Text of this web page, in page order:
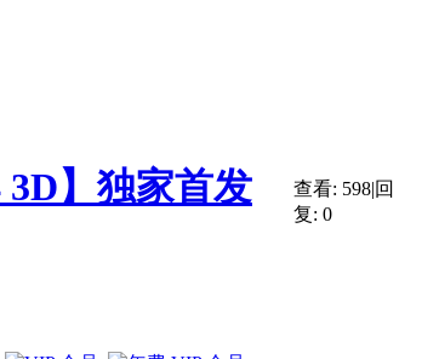
3D】独家首发
查看: 598|回
复: 0